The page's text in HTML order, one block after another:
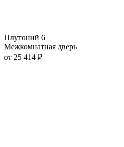
Плутоний 6
Межкомнатная дверь
от 25 414 ₽